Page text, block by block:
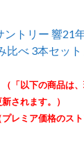
ントリー 響
べ 3本セッ
「以下の商品は
されます。）
レミア価格のス